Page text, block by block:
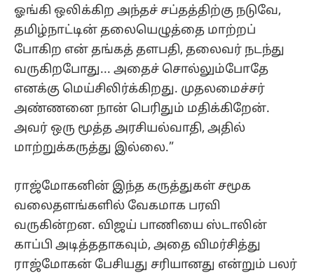
ஓங்கி ஒலிக்கிற அந்தச் சப்தத்திற்கு நடுவே,
தமிழ்நாட்டின் தலையெழுத்தை மாற்றப்
போகிற என் தங்கத் தளபதி, தலைவர் நடந்து
வருகிறபோது... அதைச் சொல்லும்போதே
எனக்கு மெய்சிலிர்க்கிறது. முதலமைச்சர்
அண்ணனை நான் பெரிதும் மதிக்கிறேன்.
அவர் ஒரு மூத்த அரசியல்வாதி, அதில்
மாற்றுக்கருத்து இல்லை.”
ராஜ்மோகனின் இந்த கருத்துகள் சமூக
வலைதளங்களில் வேகமாக பரவி
வருகின்றன. விஜய் பாணியை ஸ்டாலின்
காப்பி அடித்ததாகவும், அதை விமர்சித்து
ராஜ்மோகன் பேசியது சரியானது என்றும் பலர்